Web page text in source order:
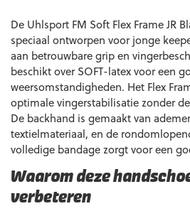
De Uhlsport FM Soft Flex Frame JR
speciaal ontworpen voor jonge
aan betrouwbare grip en
beschikt over SOFT-latex voor een
weersomstandigheden. Het Flex
optimale vingerstabilisatie zonder
De backhand is gemaakt van
textielmateriaal, en de
volledige bandage zorgt voor een
Waarom deze
verbeteren